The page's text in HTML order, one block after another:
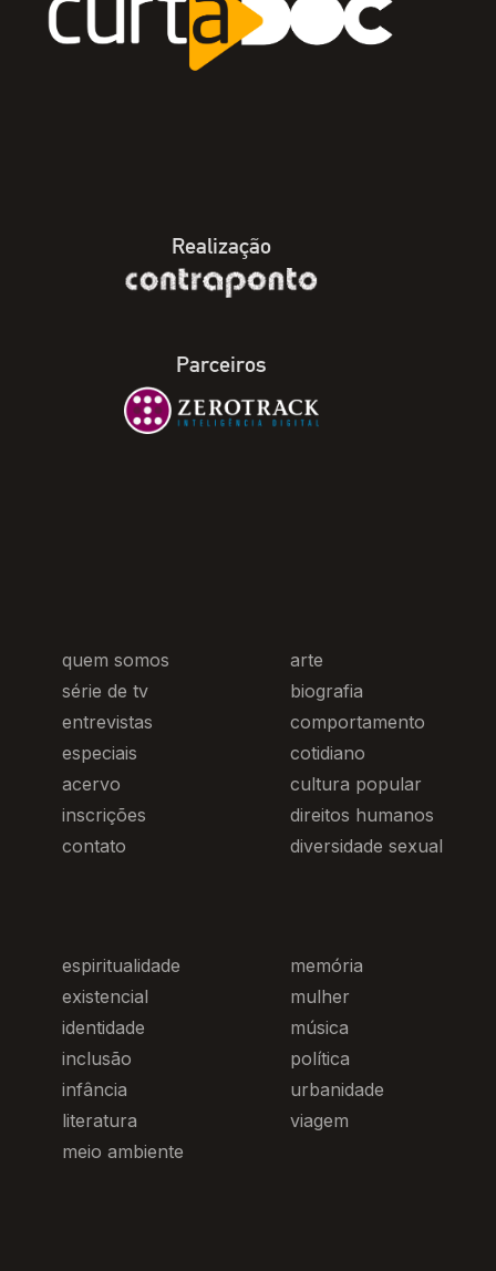
Realização
Parceiros
quem somos
série de tv
entrevistas
especiais
acervo
inscrições
contato
arte
biografia
comportamento
cotidiano
cultura popular
direitos humanos
diversidade sexual
espiritualidade
existencial
identidade
inclusão
infância
literatura
meio ambiente
memória
mulher
música
política
urbanidade
viagem